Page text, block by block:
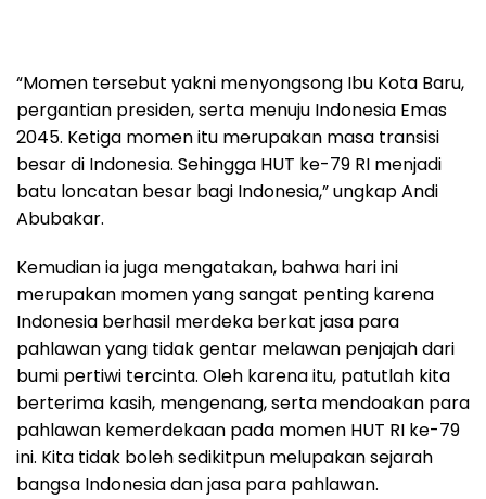
“Momen tersebut yakni menyongsong Ibu Kota Baru,
pergantian presiden, serta menuju Indonesia Emas
2045. Ketiga momen itu merupakan masa transisi
besar di Indonesia. Sehingga HUT ke-79 RI menjadi
batu loncatan besar bagi Indonesia,” ungkap Andi
Abubakar.
Kemudian ia juga mengatakan, bahwa hari ini
merupakan momen yang sangat penting karena
Indonesia berhasil merdeka berkat jasa para
pahlawan yang tidak gentar melawan penjajah dari
bumi pertiwi tercinta. Oleh karena itu, patutlah kita
berterima kasih, mengenang, serta mendoakan para
pahlawan kemerdekaan pada momen HUT RI ke-79
ini. Kita tidak boleh sedikitpun melupakan sejarah
bangsa Indonesia dan jasa para pahlawan.